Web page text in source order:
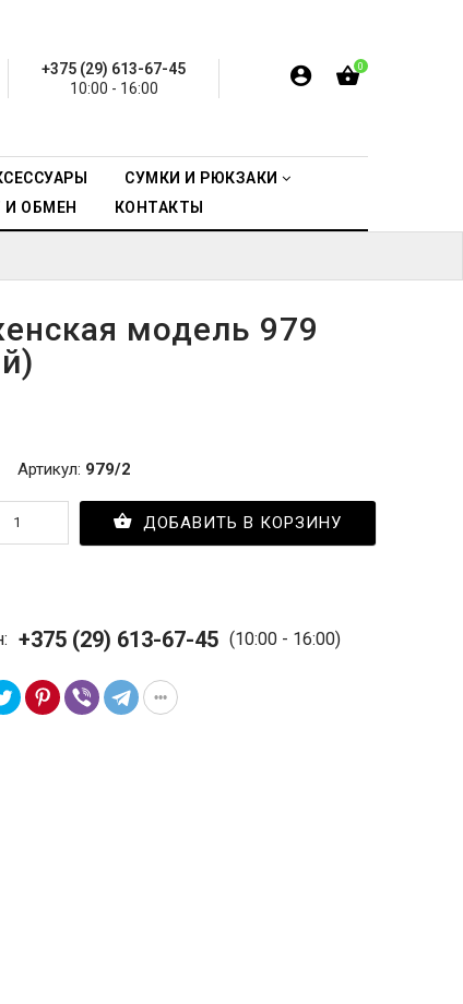
+375 (29) 613-67-45
10:00 - 16:00
0
СУМКИ И РЮКЗАКИ
И ОБМЕН КОНТАКТЫ
модель 979
Артикул: 979/2
ДОБАВИТЬ В КОРЗИНУ
+375 (29) 613-67-45 (10:00 - 16:00)